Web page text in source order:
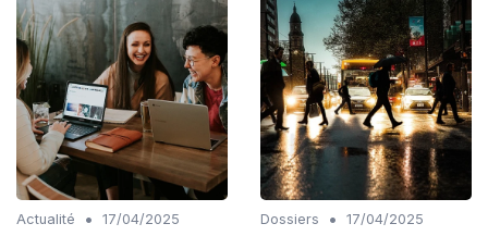
Actualité •
17/04/2025
Dossiers •
17/04/2025